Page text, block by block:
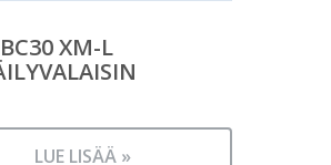
XM-L
LUE LISÄÄ »